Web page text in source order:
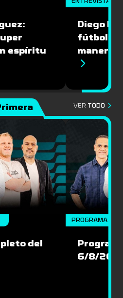
espíritu
Diego
fútbol
manera
VER TODO
del
PROGRAMA
6/8/